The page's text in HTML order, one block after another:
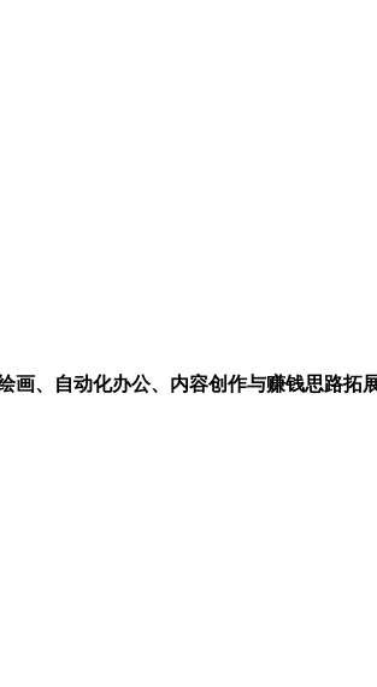
画、自动化办公、内容创作与赚钱思路拓